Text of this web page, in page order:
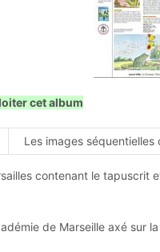
cet album
Les images séquentielles
contenant le tapuscrit
de Marseille axé sur